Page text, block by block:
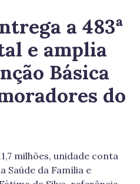
a 483ª
e amplia
Básica
do
milhões, unidade conta
Saúde da Família e